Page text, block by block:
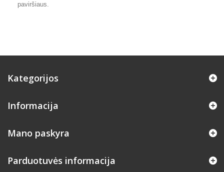
paviršiaus.
Kategorijos
Informacija
Mano paskyra
Parduotuvės informacija